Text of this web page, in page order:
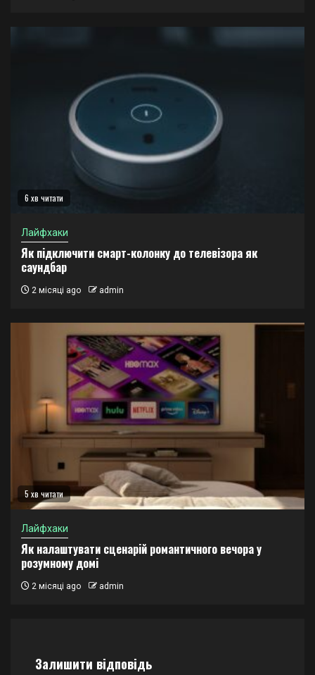
6 хв читати
Лайфхаки
Як підключити смарт-колонку до телевізора як
саундбар
2 місяці ago admin
5 хв читати
Лайфхаки
Як налаштувати сценарій романтичного вечора у
розумному домі
2 місяці ago admin
Залишити відповідь